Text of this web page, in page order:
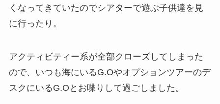
くなってきていたのでシアターで遊ぶ子供達を見
に行ったり。
アクティビティー系が全部クローズしてしまった
ので、いつも海にいるG.Oやオプションツアーのデ
スクにいるG.Oとお喋りして過ごしました。